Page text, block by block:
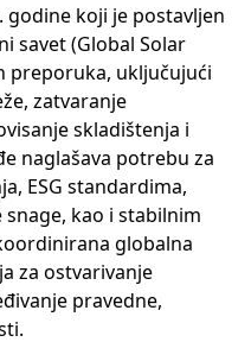
godine koji je postavljen
savet (Global Solar
preporuka, uključujući
zatvaranje
skladištenja i
naglašava potrebu za
ESG standardima,
kao i stabilnim
globalna
za ostvarivanje
pravedne,